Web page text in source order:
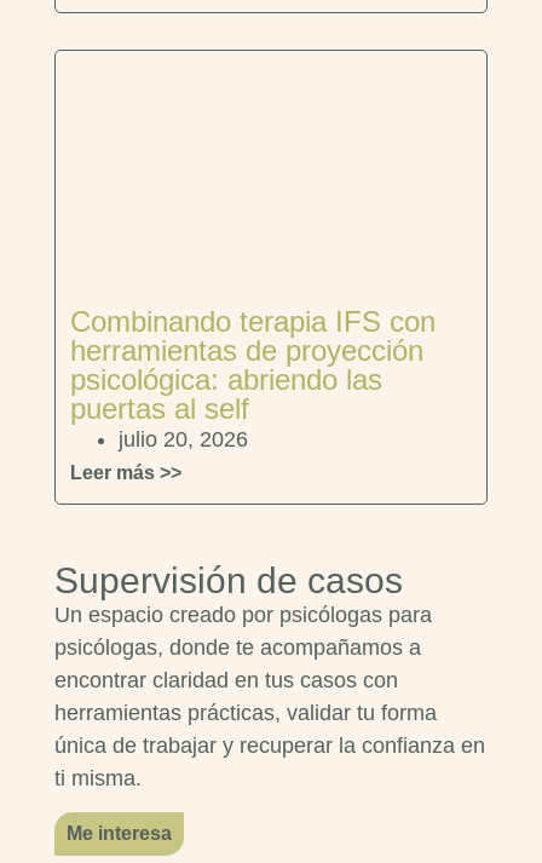
Combinando terapia IFS con
herramientas de proyección
psicológica: abriendo las
puertas al self
julio 20, 2026
Leer más >>
Supervisión de casos
Un espacio creado por psicólogas para
psicólogas, donde te acompañamos a
encontrar claridad en tus casos con
herramientas prácticas, validar tu forma
única de trabajar y recuperar la confianza en
ti misma.
Me interesa